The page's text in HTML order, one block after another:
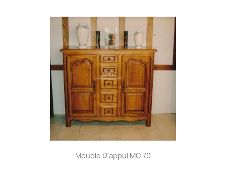
Meuble D'appui MC 70